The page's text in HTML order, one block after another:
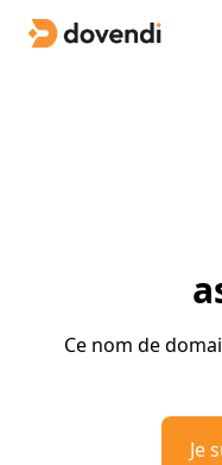
Ce nom de
Je